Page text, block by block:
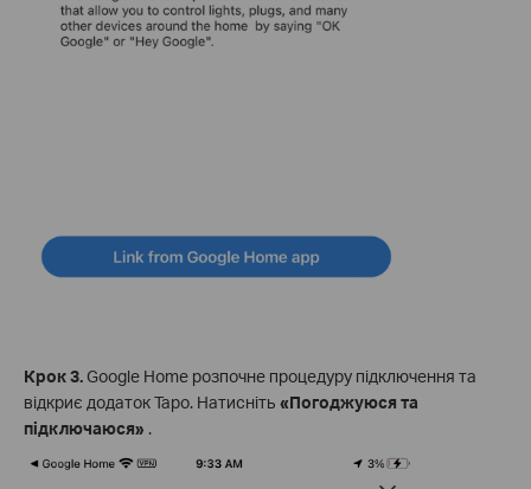
Крок 3.Google Home розпочне процедуру підключення та
відкриє додаток Tapo. Натисніть «Погоджуюся та
підключаюся» .